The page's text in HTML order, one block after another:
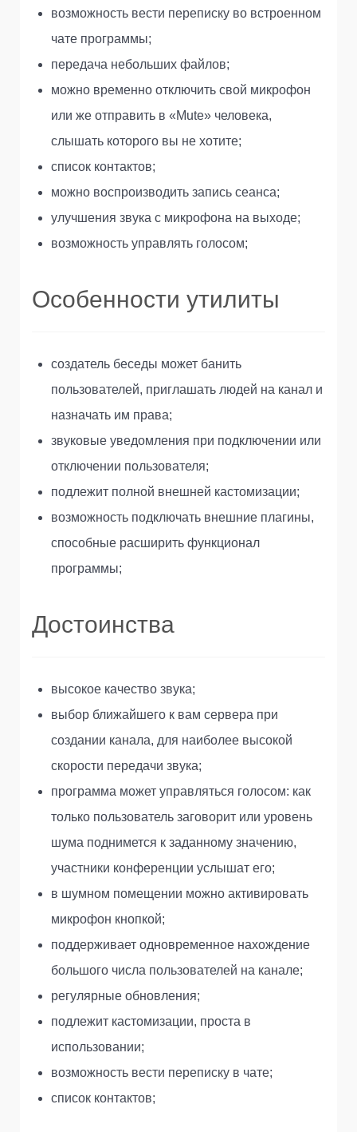
возможность вести переписку во встроенном
чате программы;
передача небольших файлов;
можно временно отключить свой микрофон
или же отправить в «Mute» человека,
слышать которого вы не хотите;
список контактов;
можно воспроизводить запись сеанса;
улучшения звука с микрофона на выходе;
возможность управлять голосом;
Особенности утилиты
создатель беседы может банить
пользователей, приглашать людей на канал и
назначать им права;
звуковые уведомления при подключении или
отключении пользователя;
подлежит полной внешней кастомизации;
возможность подключать внешние плагины,
способные расширить функционал
программы;
Достоинства
высокое качество звука;
выбор ближайшего к вам сервера при
создании канала, для наиболее высокой
скорости передачи звука;
программа может управляться голосом: как
только пользователь заговорит или уровень
шума поднимется к заданному значению,
участники конференции услышат его;
в шумном помещении можно активировать
микрофон кнопкой;
поддерживает одновременное нахождение
большого числа пользователей на канале;
регулярные обновления;
подлежит кастомизации, проста в
использовании;
возможность вести переписку в чате;
список контактов;